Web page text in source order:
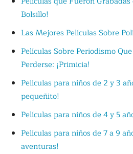
Bolsillo!
Las Mejores Películas Sobre
Películas Sobre Periodismo
Perderse: ¡Primicia!
Películas para niños de 2 y 3
pequeñito!
Películas para niños de 4 y 5
Películas para niños de 7 a 9
aventuras!